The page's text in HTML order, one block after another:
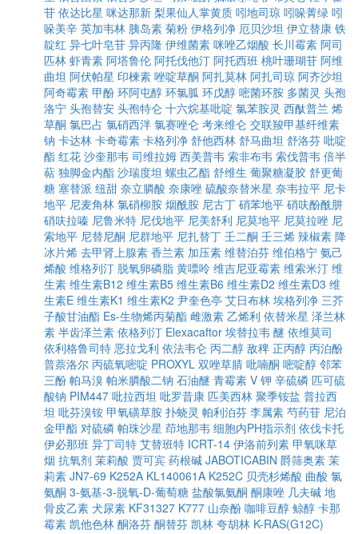
苷 依达比星 咪达那新 梨果仙人掌黄质 吲地司琼 吲哚菁绿 吲
哚美辛 英加韦林 胰岛素 菊粉 伊格列净 厄贝沙坦 伊立替康 铁
靛红 异七叶皂苷 异丙隆 伊维菌素 咪唑乙烟酸 长川霉素 阿司
匹林 虾青素 阿塔鲁伦 阿托伐他汀 阿托西班 桃叶珊瑚苷 阿维
曲坦 阿伏帕星 印楝素 唑啶草酮 阿扎莫林 阿扎司琼 阿齐沙坦
阿奇霉素 甲酚 环阿屯醇 环氯胍 环戊醇 嘧菌环胺 多菌灵 头孢
洛宁 头孢替安 头孢特仑 十六烷基吡啶 氯苯胺灵 西酞普兰 烯
草酮 氯巴占 氯硝西泮 氯赛唑仑 考来维仑 交联羧甲基纤维素
钠 卡达林 卡奇霉素 卡格列净 舒他西林 舒马曲坦 舒洛芬 吡啶
酯 红花 沙奎那韦 司维拉姆 西美普韦 索非布韦 索伐普韦 倍半
萜 独脚金内酯 沙瑞度坦 螺虫乙酯 舒维生 葡聚糖凝胶 舒更葡
糖 塞替派 纽甜 奈立膦酸 奈康唑 硫酸奈替米星 奈韦拉平 尼卡
地平 尼麦角林 氯硝柳胺 烟酰胺 尼古丁 硝苯地平 硝呋酚酰肼
硝呋拉嗪 尼鲁米特 尼伐地平 尼美舒利 尼莫地平 尼莫拉唑 尼
索地平 尼替尼酮 尼群地平 尼扎替丁 壬二酮 壬三烯 辣椒素 降
冰片烯 去甲肾上腺素 香兰素 加压素 维替泊芬 维伯格宁 氨己
烯酸 维格列汀 脱氧卵磷脂 黄嘌呤 维吉尼亚霉素 维索米汀 维
生素 维生素B12 维生素B5 维生素B6 维生素D2 维生素D3 维
生素E 维生素K1 维生素K2 尹奎色亭 艾日布林 埃格列净 三芥
子酸甘油酯 Es-生物烯丙菊酯 雌激素 乙烯利 依替米星 泽兰林
素 半齿泽兰素 依格列汀 Elexacaftor 埃替拉韦 醚 依维莫司
依利格鲁司特 恶拉戈利 依法韦仑 丙二醇 敌稗 正丙醇 丙泊酚
普萘洛尔 丙硫氧嘧啶 PROXYL 双唑草腈 吡喃酮 嘧啶醇 邻苯
三酚 帕马溴 帕米膦酸二钠 石油醚 青霉素 V 钾 辛硫磷 匹可硫
酸钠 PIM447 吡拉西坦 吡罗昔康 匹美西林 聚季铵盐 普拉西
坦 吡芬溴铵 甲氧磺草胺 扑蛲灵 帕利泊芬 李属素 芍药苷 尼泊
金甲酯 对硫磷 帕珠沙星 茚地那韦 细胞内PH指示剂 依伐卡托
伊必那班 异丁司特 艾替班特 ICRT-14 伊洛前列素 甲氧咪草
烟 抗氧剂 茉莉酸 贾可宾 药根碱 JABOTICABIN 爵筛奥素 茉
莉素 JN7-69 K252A KL140061A K252C 贝壳杉烯酸 曲酸 氯
氨酮 3-氨基-3-脱氧-D-葡萄糖 盐酸氯氨酮 酮康唑 几夫碱 地
骨皮乙素 犬尿素 KF31327 K777 山奈酚 咖啡豆醇 鲸醇 卡那
霉素 凯他色林 酮洛芬 酮替芬 凯林 夸胡林 K-RAS(G12C)